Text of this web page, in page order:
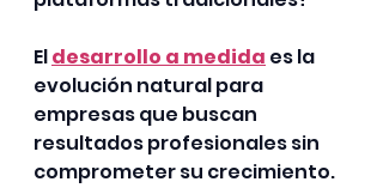
El desarrollo a medida es la
evolución natural para
empresas que buscan
resultados profesionales sin
comprometer su crecimiento.